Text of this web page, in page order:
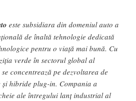
este subsidiara din domeniul auto a
de înaltă tehnologie dedicată
pentru o viață mai bună. Cu
verde în sectorul global al
concentrează pe dezvoltarea de
și hibride plug-in. Compania a
ale întregului lanț industrial al